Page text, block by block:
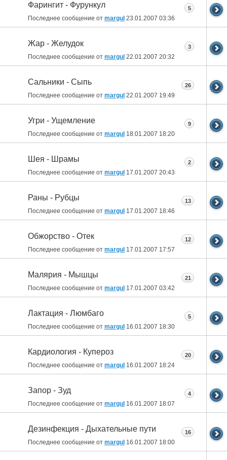
Фарингит - Фурункул
Последнее сообщение от margul 23.01.2007 03:36
5
Жар - Желудок
Последнее сообщение от margul 22.01.2007 20:32
3
Сальники - Сыпь
Последнее сообщение от margul 22.01.2007 19:49
26
Угри - Ущемление
Последнее сообщение от margul 18.01.2007 18:20
9
Шея - Шрамы
Последнее сообщение от margul 17.01.2007 20:43
2
Раны - Рубцы
Последнее сообщение от margul 17.01.2007 18:46
13
Обжорство - Отек
Последнее сообщение от margul 17.01.2007 17:57
12
Малярия - Мышцы
Последнее сообщение от margul 17.01.2007 03:42
21
Лактация - Люмбаго
Последнее сообщение от margul 16.01.2007 18:30
5
Кардиология - Купероз
Последнее сообщение от margul 16.01.2007 18:24
20
Запор - Зуд
Последнее сообщение от margul 16.01.2007 18:07
4
Дезинфекция - Дыхательные пути
Последнее сообщение от margul 16.01.2007 18:00
16